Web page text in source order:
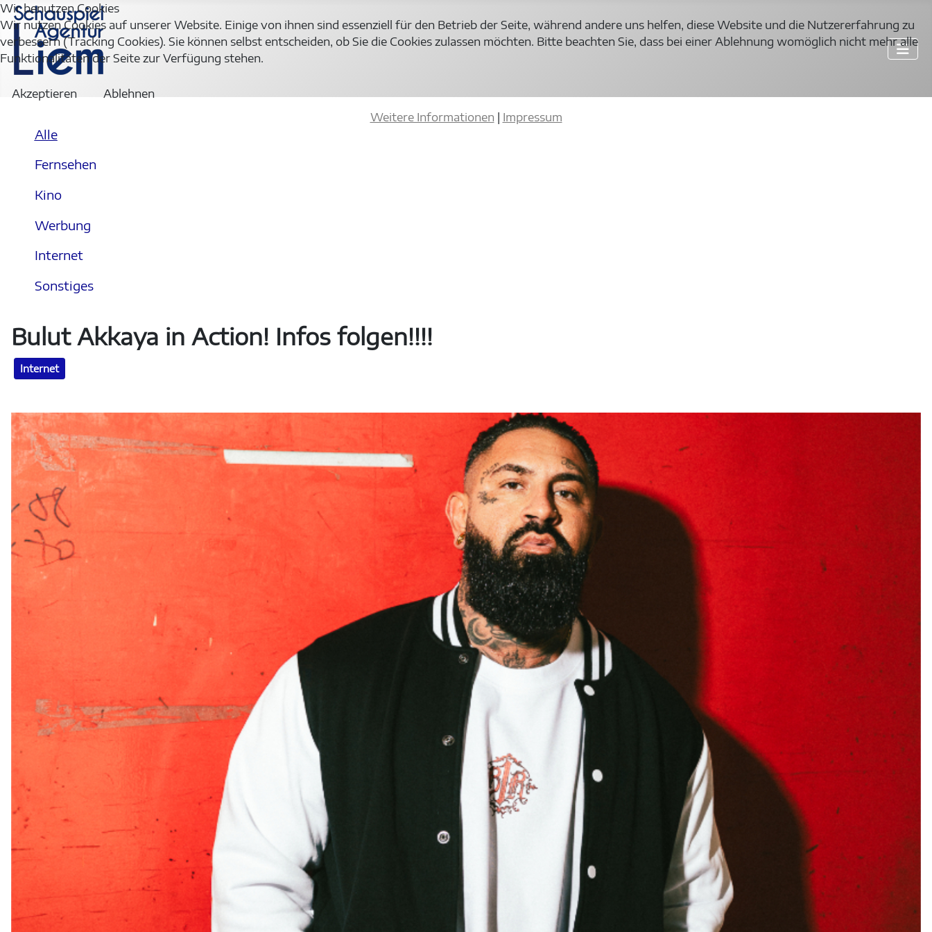
Alle
Fernsehen
Kino
Werbung
Internet
Sonstiges
Bulut Akkaya in Action! Infos folgen!!!!
Internet
Wir benutzen Cookies
Wir nutzen Cookies auf unserer Website. Einige von ihnen sind essenziell für den Betrieb der Seite, während andere uns helfen, diese Website und die Nutzererfahrung zu
verbessern (Tracking Cookies). Sie können selbst entscheiden, ob Sie die Cookies zulassen möchten. Bitte beachten Sie, dass bei einer Ablehnung womöglich nicht mehr alle
Funktionalitäten der Seite zur Verfügung stehen.
Akzeptieren
Ablehnen
Weitere Informationen
Impressum